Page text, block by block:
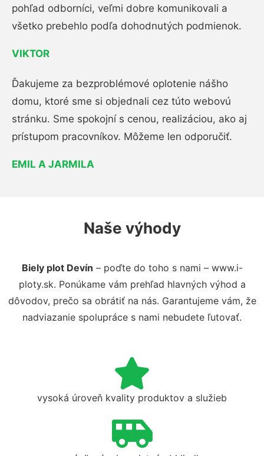
pohľad odborníci, veľmi dobre komunikovali a
všetko prebehlo podľa dohodnutých podmienok.
VIKTOR
Ďakujeme za bezproblémové oplotenie nášho
domu, ktoré sme si objednali cez túto webovú
stránku. Sme spokojní s cenou, realizáciou, ako aj
prístupom pracovníkov. Môžeme len odporučiť.
EMIL A JARMILA
Naše výhody
Biely plot Devín – poďte do toho s nami – www.i-
ploty.sk. Ponúkame vám prehľad hlavných výhod a
dôvodov, prečo sa obrátiť na nás. Garantujeme vám, že
nadviazanie spolupráce s nami nebudete ľutovať.
vysoká úroveň kvality produktov a služieb